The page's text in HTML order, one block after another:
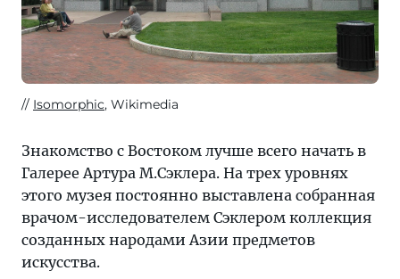
Isomorphic, Wikimedia
Знакомство с Востоком лучше всего начать в
Галерее Артура М.Сэклера. На трех уровнях
этого музея постоянно выставлена собранная
врачом-исследователем Сэклером коллекция
созданных народами Азии предметов
искусства.